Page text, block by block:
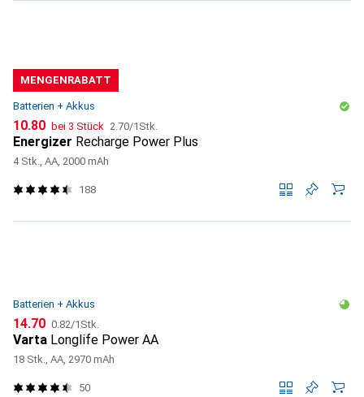
MENGENRABATT
Batterien + Akkus
CHF
10.80 bei 3 Stück CHF
2.70/1Stk.
Energizer Recharge Power Plus
4 Stk., AA, 2000 mAh
188
Batterien + Akkus
CHF
14.70 CHF
0.82/1Stk.
Varta Longlife Power AA
18 Stk., AA, 2970 mAh
50